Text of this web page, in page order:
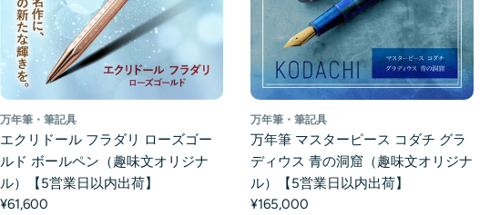
万年筆・筆記具
エクリドール フラダリ ローズゴー
ルド ボールペン（趣味文オリジナ
ル）【5営業日以内出荷】
¥61,600
万年筆・筆記具
万年筆 マスターピース コダチ グラ
ディウス 青の洞窟（趣味文オリジナ
ル）【5営業日以内出荷】
¥165,000